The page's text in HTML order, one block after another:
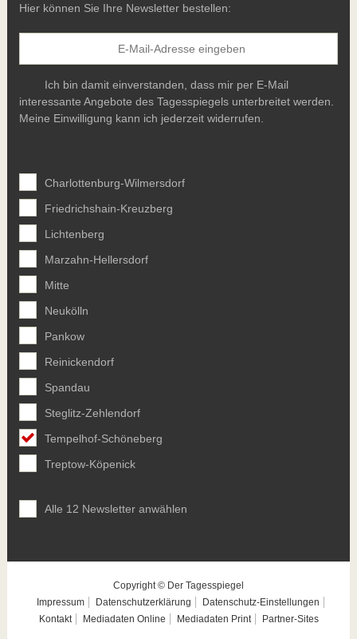
Hier können Sie Ihre Newsletter bestellen:
Ich bin damit einverstanden, dass mir per E-Mail
interessante Angebote des Tagesspiegels unterbreitet werden.
Meine Einwilligung kann ich jederzeit widerrufen.
Charlottenburg-Wilmersdorf
Friedrichshain-Kreuzberg
Lichtenberg
Marzahn-Hellersdorf
Mitte
Neukölln
Pankow
Reinickendorf
Spandau
Steglitz-Zehlendorf
Tempelhof-Schöneberg
Treptow-Köpenick
Alle 12 Newsletter anwählen
Copyright © Der Tagesspiegel
Impressum
Datenschutzerklärung
Datenschutz-Einstellungen
Kontakt
Mediadaten Online Mediadaten Print Partner-Sites